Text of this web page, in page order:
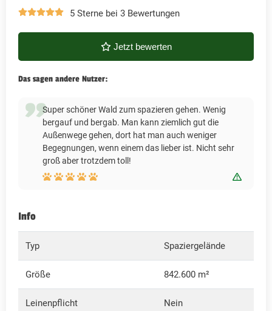
5 Sterne bei 3 Bewertungen
Jetzt bewerten
Das sagen andere Nutzer:
Super schöner Wald zum spazieren gehen. Wenig
bergauf und bergab. Man kann ziemlich gut die
Außenwege gehen, dort hat man auch weniger
Begegnungen, wenn einem das lieber ist. Nicht sehr
groß aber trotzdem toll!
Info
Typ Spaziergelände
Größe 842.600 m²
Leinenpflicht Nein